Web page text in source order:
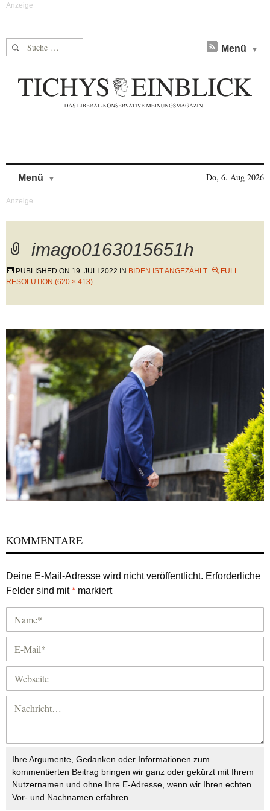
Suche nach: Menü
Menü Do, 6. Aug 2026
imago0163015651h
PUBLISHED ON 19. JULI 2022 IN BIDEN IST ANGEZÄHLT
FULL
RESOLUTION (620 × 413)
KOMMENTARE
Deine E-Mail-Adresse wird nicht veröffentlicht. Erforderliche
Felder sind mit* markiert
Ihre Argumente, Gedanken oder Informationen zum
kommentierten Beitrag bringen wir ganz oder gekürzt mit Ihrem
Nutzernamen und ohne Ihre E-Adresse, wenn wir Ihren echten
Vor- und Nachnamen erfahren.